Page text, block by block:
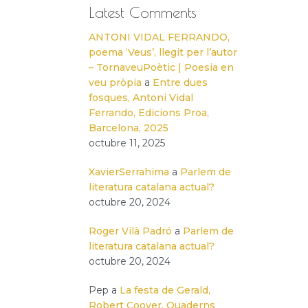
Latest Comments
ANTONI VIDAL FERRANDO,
poema ‘Veus’, llegit per l’autor
– TornaveuPoètic | Poesia en
veu pròpia a Entre dues
fosques, Antoni Vidal
Ferrando, Edicions Proa,
Barcelona, 2025
octubre 11, 2025
XavierSerrahima a Parlem de
literatura catalana actual?
octubre 20, 2024
Roger Vilà Padró a Parlem de
literatura catalana actual?
octubre 20, 2024
Pep a La festa de Gerald,
Robert Coover, Quaderns